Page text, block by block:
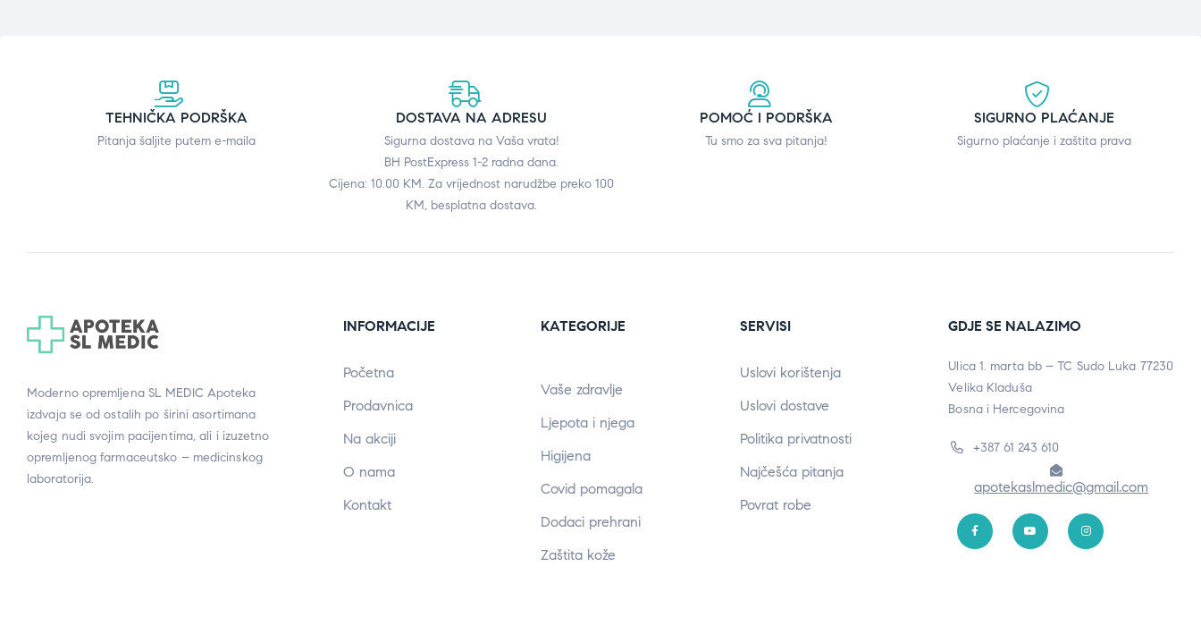
TEHNIČKA PODRŠKA
Pitanja šaljite putem e-maila
DOSTAVA NA ADRESU
Sigurna dostava na Vaša vrata!
BH PostExpress 1-2 radna dana.
Cijena: 10.00 KM. Za vrijednost narudžbe preko 100
KM, besplatna dostava.
POMOĆ I PODRŠKA
Tu smo za sva pitanja!
SIGURNO PLAĆANJE
Sigurno plaćanje i zaštita prava
Moderno opremljena SL MEDIC Apoteka
izdvaja se od ostalih po širini asortimana
kojeg nudi svojim pacijentima, ali i izuzetno
opremljenog farmaceutsko – medicinskog
laboratorija.
INFORMACIJE
Početna
Prodavnica
Na akciji
O nama
Kontakt
KATEGORIJE
Vaše zdravlje
Ljepota i njega
Higijena
Covid pomagala
Dodaci prehrani
Zaštita kože
SERVISI
Uslovi korištenja
Uslovi dostave
Politika privatnosti
Najčešća pitanja
Povrat robe
GDJE SE NALAZIMO
Ulica 1. marta bb – TC Sudo Luka 77230
Velika Kladuša
Bosna i Hercegovina
+387 61 243 610
apotekaslmedic@gmail.com